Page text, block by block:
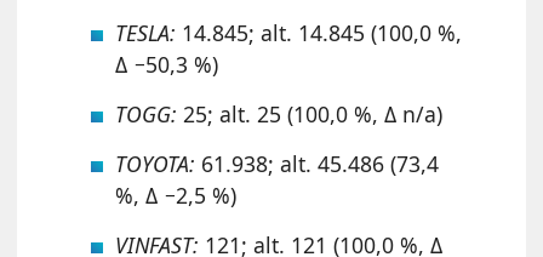
TESLA: 14.845; alt. 14.845 (100,0 %,
Δ −50,3 %)
TOGG: 25; alt. 25 (100,0 %, Δ n/a)
TOYOTA: 61.938; alt. 45.486 (73,4
%, Δ −2,5 %)
VINFAST: 121; alt. 121 (100,0 %, Δ